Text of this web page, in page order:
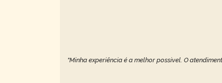
"Minha experiência é a melhor possivel. O